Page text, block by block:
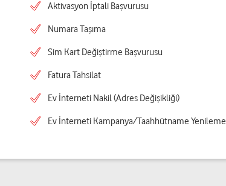
Aktivasyon İptali Başvurusu
Numara Taşıma
Sim Kart Değiştirme Başvurusu
Fatura Tahsilat
Ev İnterneti Nakil (Adres Değişikliği)
Ev İnterneti Kampanya/Taahhütname Yenileme